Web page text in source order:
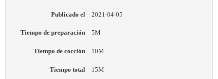
Publicado el 2021-04-05
Tiempo de preparación 5M
Tiempo de cocción 10M
Tiempo total 15M